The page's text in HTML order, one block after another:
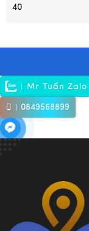
40
Mr Tuấn Zalo
0849568899